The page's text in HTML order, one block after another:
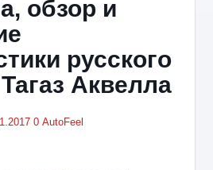
обзор и
русского
Аквелла
0 AutoFeel